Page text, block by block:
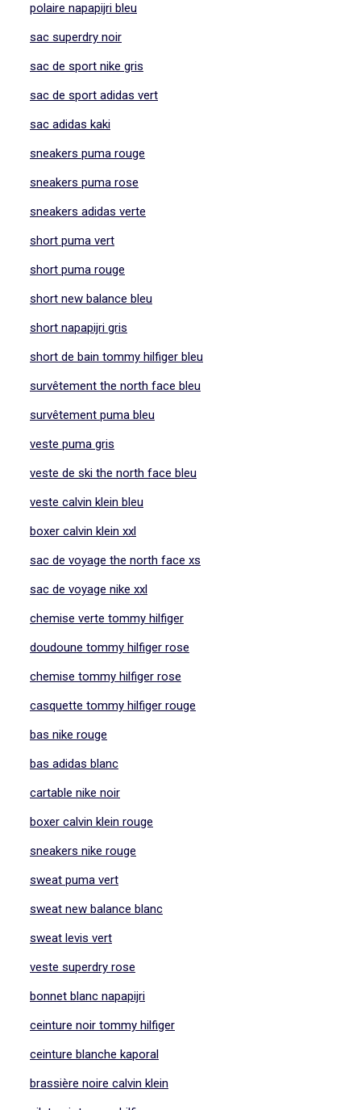
polaire napapijri bleu
sac superdry noir
sac de sport nike gris
sac de sport adidas vert
sac adidas kaki
sneakers puma rouge
sneakers puma rose
sneakers adidas verte
short puma vert
short puma rouge
short new balance bleu
short napapijri gris
short de bain tommy hilfiger bleu
survêtement the north face bleu
survêtement puma bleu
veste puma gris
veste de ski the north face bleu
veste calvin klein bleu
boxer calvin klein xxl
sac de voyage the north face xs
sac de voyage nike xxl
chemise verte tommy hilfiger
doudoune tommy hilfiger rose
chemise tommy hilfiger rose
casquette tommy hilfiger rouge
bas nike rouge
bas adidas blanc
cartable nike noir
boxer calvin klein rouge
sneakers nike rouge
sweat puma vert
sweat new balance blanc
sweat levis vert
veste superdry rose
bonnet blanc napapijri
ceinture noir tommy hilfiger
ceinture blanche kaporal
brassière noire calvin klein